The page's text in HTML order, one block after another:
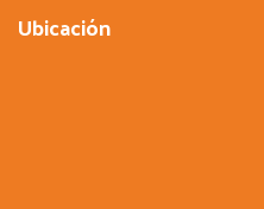
Ubicación